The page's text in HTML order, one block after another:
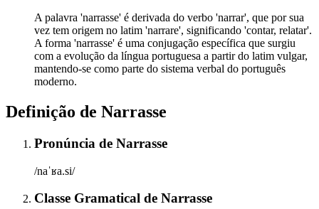
A palavra 'narrasse' é derivada do verbo 'narrar', que por sua
vez tem origem no latim 'narrare', significando 'contar, relatar'.
A forma 'narrasse' é uma conjugação específica que surgiu
com a evolução da língua portuguesa a partir do latim vulgar,
mantendo-se como parte do sistema verbal do português
moderno.
Definição de Narrasse
Pronúncia de Narrasse
/naˈʁa.si/
Classe Gramatical de Narrasse